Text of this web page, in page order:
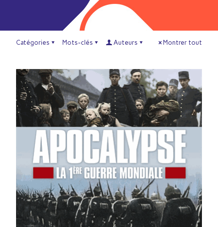
Catégories Mots-clés Auteurs Montrer tout